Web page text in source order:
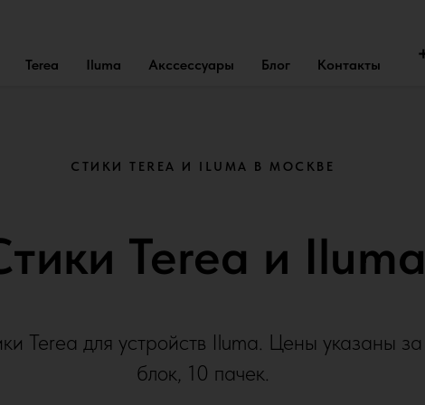
Terea Iluma Акссессуары Блог Контакты
СТИКИ TEREA И ILUMA В МОСКВЕ
Terea и Iluma
Terea для устройств Iluma. Цены указаны за
блок, 10 пачек.